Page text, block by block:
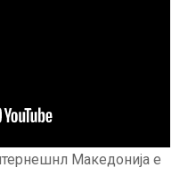
Македонија е